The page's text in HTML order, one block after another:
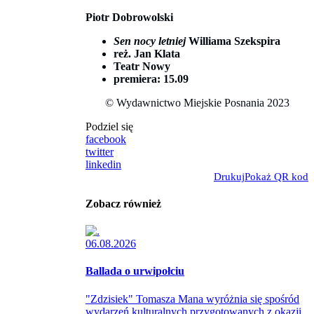
Piotr Dobrowolski
Sen nocy letniejWilliama Szekspira
reż. Jan Klata
Teatr Nowy
premiera: 15.09
© Wydawnictwo Miejskie Posnania 2023
Podziel się
facebook
twitter
linkedin
DrukujPokaż QR kod
Zobacz również
06.08.2026
Ballada o urwipołciu
"Zdzisiek" Tomasza Mana wyróżnia się spośród
wydarzeń kulturalnych przygotowanych z okazji